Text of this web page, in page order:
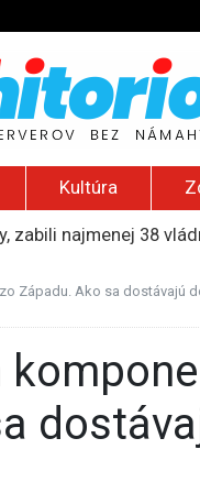
Kultúra
zabili najmenej 38
pripravil zoznam
Západu. Ako sa dostávajú